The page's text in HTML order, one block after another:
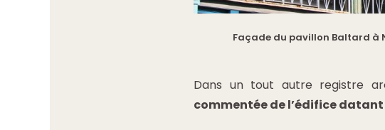
Façade du pavillon Baltard à
Dans un tout autre registre
commentée de l’édifice datant